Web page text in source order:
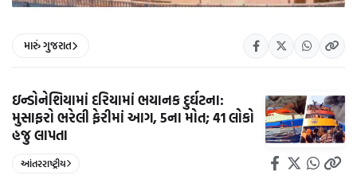
મારું ગુજરાત
ઇન્ડોનેશિયામાં દરિયામાં ભયાનક દુર્ઘટના:
મુસાફરો ભરેલી ફેરીમાં આગ, 5ના મોત; 41 લોકો
હજુ લાપતા
આંતરરાષ્ટ્રીય